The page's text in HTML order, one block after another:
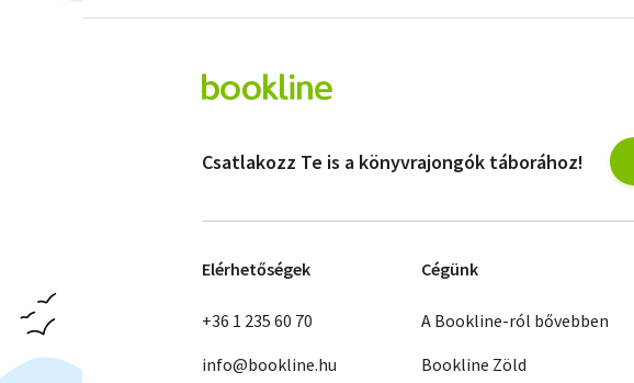
Csatlakozz Te is a könyvrajongók táborához!
Elérhetőségek
+36 1 235 60 70
info@bookline.hu
Cégünk
A Bookline-ról bővebben
Bookline Zöld